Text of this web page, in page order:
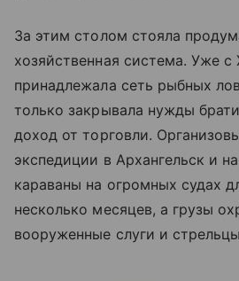
За этим столом стояла
хозяйственная система. Уже
принадлежала сеть рыбных
только закрывала нужды
доход от торговли.
экспедиции в Архангельск и
караваны на огромных судах
несколько месяцев, а грузы
вооруженные слуги и